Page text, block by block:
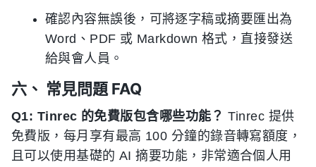
確認內容無誤後，可將逐字稿或摘要匯出為
Word、PDF 或 Markdown 格式，直接發送
給與會人員。
六、 常見問題 FAQ
Q1: Tinrec 的免費版包含哪些功能？ Tinrec 提供
免費版，每月享有最高 100 分鐘的錄音轉寫額度，
且可以使用基礎的 AI 摘要功能，非常適合個人用